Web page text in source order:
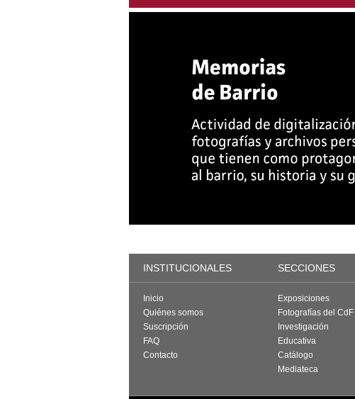
INSTITUCIONALES SECCIONES
Inicio
Quiénes somos
Suscripción
FAQ
Contacto
Exposiciones
Fotografías del CdF
Investigación
Educativa
Catálogo
Mediateca